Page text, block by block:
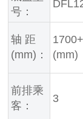
号：
轴 距
(mm)：
(mm)
前排乘
客：
3